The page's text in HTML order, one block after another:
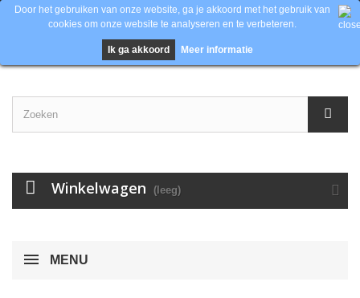
Inloggen
EUR
Contacteer ons
Winkelwagen (leeg)
Door het gebruiken van onze website, ga je akkoord met het gebruik van
cookies om onze website te analyseren en te verbeteren.
Ik ga akkoord Meer informatie
MENU